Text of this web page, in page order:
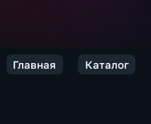
Главная Каталог